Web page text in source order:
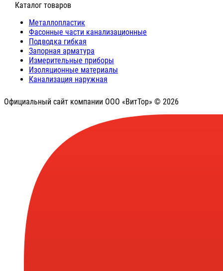
⠀Каталог товаров
Металлопластик
Фасонные части канализационные
Подводка гибкая
Запорная арматура
Измерительные приборы
Изоляционные материалы
Канализация наружная
Официальный сайт компании ООО «ВитТор» © 2026